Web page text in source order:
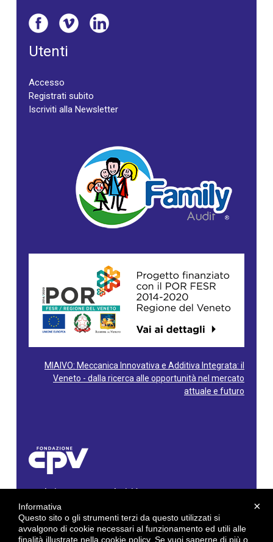
Utenti
Accesso
Registrati subito
Iscriviti alla Newsletter
MIAIVO: Meccanica Innovativa e Additiva Integrata: il
Veneto - dalla ricerca alle opportunità nel mercato
attuale e futuro
Fondazione Centro Produttività Veneto
Via Gioacchino Rossini, 60 - 36100 Vicenza - Italy
Tel. 0444/960500 - Fax 0444/1932220
C.F. e P. IVA: 02429800242
×
Informativa
Questo sito o gli strumenti terzi da questo utilizzati si
avvalgono di cookie necessari al funzionamento ed utili alle
finalità illustrate nella cookie policy. Se vuoi saperne di più o